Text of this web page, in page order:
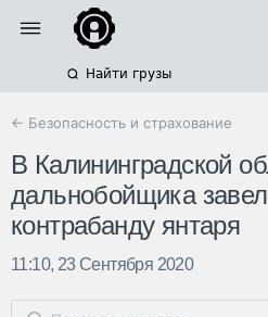
Найти грузы
← Безопасность и страхование
В Калининградской
дальнобойщика
контрабанду янтаря
11:10, 23 Сентября 2020